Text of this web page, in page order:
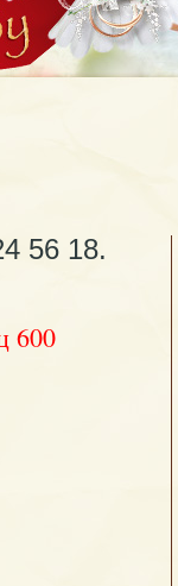
56 18.
600